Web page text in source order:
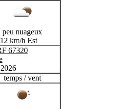
peu nuageux
km/h Est
67320
temps / vent